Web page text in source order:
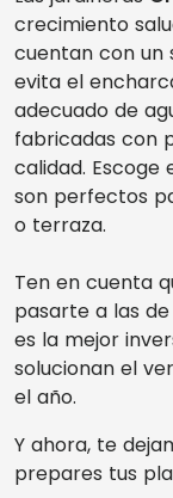
crecimiento
cuentan con un
evita el
adecuado de
fabricadas con
calidad.
son perfectos
o terraza.
Ten en cuenta
pasarte a las
es la mejor
solucionan el
el año.
Y ahora, te
prepares tus